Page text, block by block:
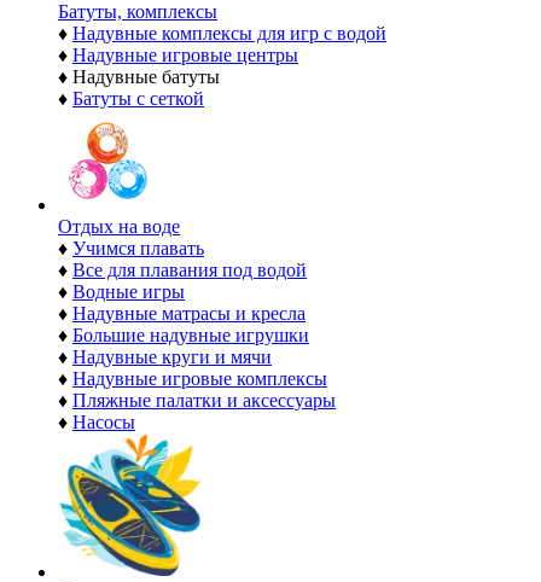
Батуты, комплексы
♦ Надувные комплексы для игр с водой
♦ Надувные игровые центры
♦ Надувные батуты
♦ Батуты с сеткой
Отдых на воде
♦ Учимся плавать
♦ Все для плавания под водой
♦ Водные игры
♦ Надувные матрасы и кресла
♦ Большие надувные игрушки
♦ Надувные круги и мячи
♦ Надувные игровые комплексы
♦ Пляжные палатки и аксессуары
♦ Насосы